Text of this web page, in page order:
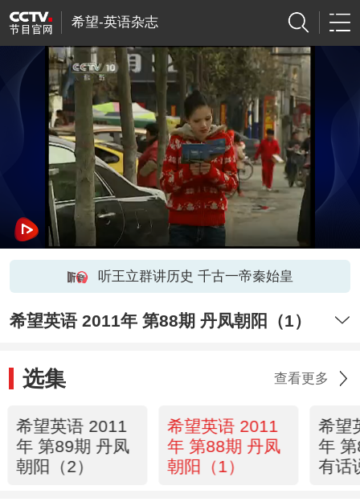
希望-英语杂志
听王立群讲历史 千古一帝秦始皇
希望英语 2011年 第88期 丹凤朝阳（1）
选集 查看更多
希望英语 2011
年 第89期 丹凤
朝阳（2）
希望英语 2011
年 第88期 丹凤
朝阳（1）
希望
年
有